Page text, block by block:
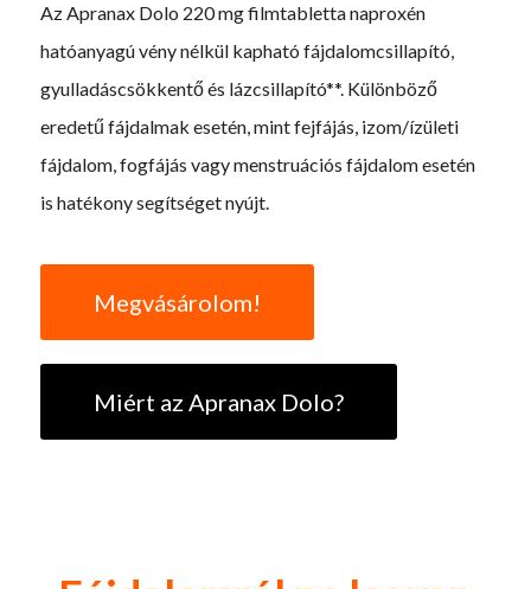
Az Apranax Dolo 220 mg filmtabletta naproxén
hatóanyagú vény nélkül kapható fájdalomcsillapító,
gyulladáscsökkentő és lázcsillapító**. Különböző
eredetű fájdalmak esetén, mint fejfájás, izom/ízületi
fájdalom, fogfájás vagy menstruációs fájdalom esetén
is hatékony segítséget nyújt.
Megvásárolom!
Miért az Apranax Dolo?